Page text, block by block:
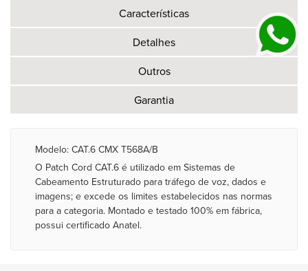
Características
Detalhes
Outros
Garantia
Modelo: CAT.6 CMX T568A/B
O Patch Cord CAT.6 é utilizado em Sistemas de
Cabeamento Estruturado para tráfego de voz, dados e
imagens; e excede os limites estabelecidos nas normas
para a categoria. Montado e testado 100% em fábrica,
possui certificado Anatel.